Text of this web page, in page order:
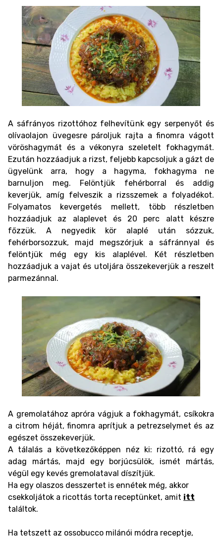
A sáfrányos rizottóhoz felhevítünk egy serpenyőt és
olívaolajon üvegesre pároljuk rajta a finomra vágott
vöröshagymát és a vékonyra szeletelt fokhagymát.
Ezután hozzáadjuk a rizst, feljebb kapcsoljuk a gázt de
ügyelünk arra, hogy a hagyma, fokhagyma ne
barnuljon meg. Felöntjük fehérborral és addig
keverjük, amíg felveszik a rizsszemek a folyadékot.
Folyamatos kevergetés mellett, több részletben
hozzáadjuk az alaplevet és 20 perc alatt készre
főzzük. A negyedik kör alaplé után sózzuk,
fehérborsozzuk, majd megszórjuk a sáfránnyal és
felöntjük még egy kis alaplével. Két részletben
hozzáadjuk a vajat és utoljára összekeverjük a reszelt
parmezánnal.
A gremolatához apróra vágjuk a fokhagymát, csíkokra
a citrom héját, finomra aprítjuk a petrezselymet és az
egészet összekeverjük.
A tálalás a következőképpen néz ki: rizottó, rá egy
adag mártás, majd egy borjúcsülök, ismét mártás,
végül egy kevés gremolataval díszítjük.
Ha egy olaszos desszertet is ennétek még, akkor
csekkoljátok a ricottás torta receptünket, amit itt
találtok.
Ha tetszett az ossobucco milánói módra receptje,